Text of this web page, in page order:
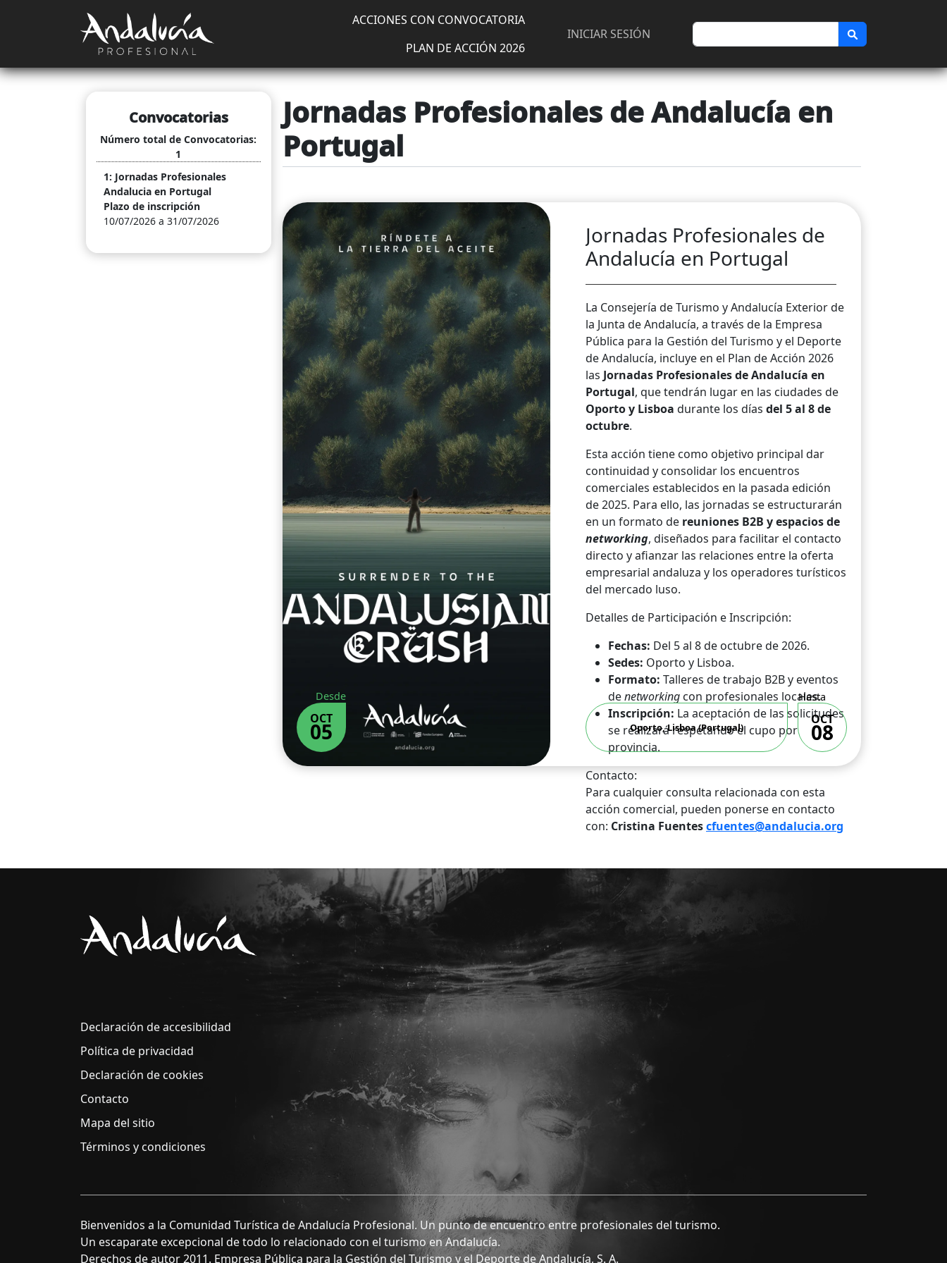
Navegación principalACCIONES CON CONVOCATORIA
PLAN DE ACCIÓN 2026
Menú de cuenta de usuario
INICIAR SESIÓN
Convocatorias
Número total de Convocatorias:
1
1: Jornadas Profesionales
Andalucia en Portugal
Plazo de inscripción
10/07/2026 a 31/07/2026
Jornadas Profesionales de Andalucía en
Portugal
Desde
OCT
05
Jornadas Profesionales de
Andalucía en Portugal
La Consejería de Turismo y Andalucía Exterior de
la Junta de Andalucía, a través de la Empresa
Pública para la Gestión del Turismo y el Deporte
de Andalucía, incluye en el Plan de Acción 2026
las Jornadas Profesionales de Andalucía en
Portugal, que tendrán lugar en las ciudades de
Oporto y Lisboa durante los días del 5 al 8 de
octubre.
Esta acción tiene como objetivo principal dar
continuidad y consolidar los encuentros
comerciales establecidos en la pasada edición
de 2025. Para ello, las jornadas se estructurarán
en un formato de reuniones B2B y espacios de
networking, diseñados para facilitar el contacto
directo y afianzar las relaciones entre la oferta
empresarial andaluza y los operadores turísticos
del mercado luso.
Detalles de Participación e Inscripción:
Fechas: Del 5 al 8 de octubre de 2026.
Sedes: Oporto y Lisboa.
Formato: Talleres de trabajo B2B y eventos
denetworking con profesionales locales.
Inscripción: La aceptación de las solicitudes
se realizará respetando el cupo por
provincia.
Contacto:
Para cualquier consulta relacionada con esta
acción comercial, pueden ponerse en contacto
con: Cristina Fuentescfuentes@andalucia.org
Oporto, Lisboa (Portugal)
Hasta
OCT
08
Declaración de accesibilidad
Política de privacidad
Declaración de cookies
Contacto
Mapa del sitio
Términos y condiciones
Bienvenidos a la Comunidad Turística de Andalucía Profesional. Un punto de encuentro entre profesionales del turismo.
Un escaparate excepcional de todo lo relacionado con el turismo en Andalucía.
Derechos de autor 2011. Empresa Pública para la Gestión del Turismo y el Deporte de Andalucía, S. A.